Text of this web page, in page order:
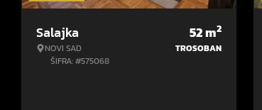
Salajka
NOVI SAD
ŠIFRA: #575068
52m2
TROSOBAN